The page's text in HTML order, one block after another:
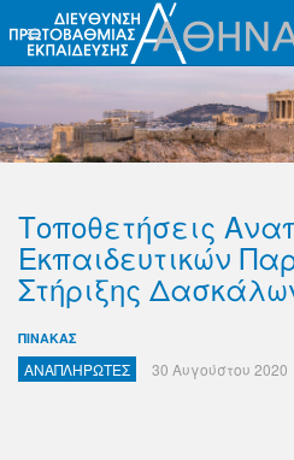
Τοποθετήσεις
Εκπαιδευτικών
Στήριξης
ΠΙΝΑΚΑΣ
ΑΝΑΠΛΗΡΩΤΕΣ 30 Αυγούστου 2020